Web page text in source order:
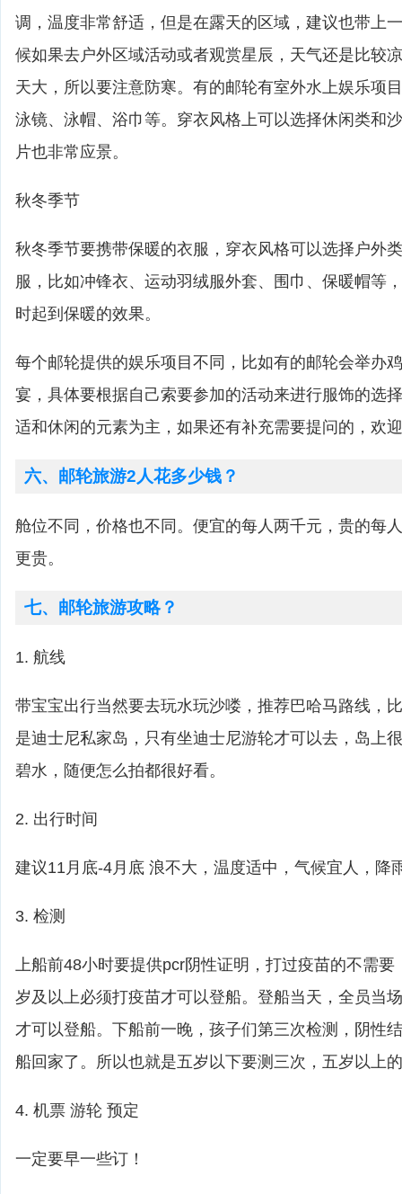
调，温度非常舒适，但是在露天的区域，建议也带上
候如果去户外区域活动或者观赏星辰，天气还是比较
天大，所以要注意防寒。有的邮轮有室外水上娱乐项
泳镜、泳帽、浴巾等。穿衣风格上可以选择休闲类和
片也非常应景。
秋冬季节
秋冬季节要携带保暖的衣服，穿衣风格可以选择户外
服，比如冲锋衣、运动羽绒服外套、围巾、保暖帽等
时起到保暖的效果。
每个邮轮提供的娱乐项目不同，比如有的邮轮会举办
宴，具体要根据自己索要参加的活动来进行服饰的选
适和休闲的元素为主，如果还有补充需要提问的，欢
六、邮轮旅游2人花多少钱？
舱位不同，价格也不同。便宜的每人两千元，贵的每
更贵。
七、邮轮旅游攻略？
1. 航线
带宝宝出行当然要去玩水玩沙喽，推荐巴哈马路线，
是迪士尼私家岛，只有坐迪士尼游轮才可以去，岛上
碧水，随便怎么拍都很好看。
2. 出行时间
建议11月底-4月底 浪不大，温度适中，气候宜人，降
3. 检测
上船前48小时要提供pcr阴性证明，打过疫苗的不需要
岁及以上必须打疫苗才可以登船。登船当天，全员当
才可以登船。下船前一晚，孩子们第三次检测，阴性
船回家了。所以也就是五岁以下要测三次，五岁以上
4. 机票 游轮 预定
一定要早一些订！